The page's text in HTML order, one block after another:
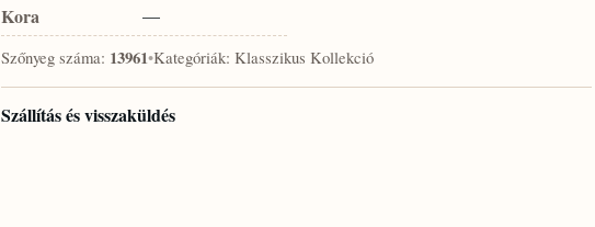
Kora —
Szőnyeg száma: 13961•Kategóriák: Klasszikus Kollekció
Szállítás és visszaküldés